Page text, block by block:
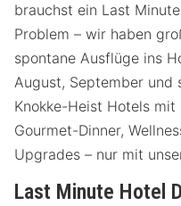
brauchst ein Last
Problem – wir haben
spontane Ausflüge ins
August, September und
Knokke-Heist Hotels
Gourmet-Dinner,
Upgrades – nur mit
Last Minute Hotel